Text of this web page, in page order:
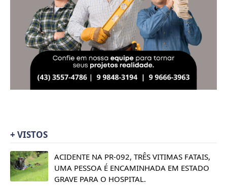
+ VISTOS
ACIDENTE NA PR-092, TRÊS VITIMAS FATAIS,
UMA PESSOA É ENCAMINHADA EM ESTADO
GRAVE PARA O HOSPITAL.